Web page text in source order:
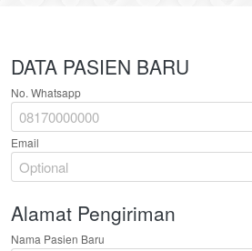
DATA PASIEN BARU
No. Whatsapp
Email
Alamat Pengiriman
Nama Pasien Baru